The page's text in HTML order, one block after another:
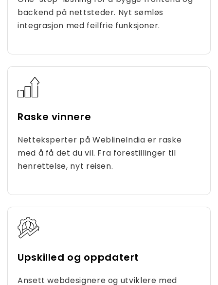
backend på nettsteder. Nyt sømløs
integrasjon med feilfrie funksjoner.
Raske vinnere
Netteksperter på WeblineIndia er raske
med å få det du vil. Fra forestillinger til
henrettelse, nyt reisen.
Upskilled og oppdatert
Ansett webdesignere og utviklere med